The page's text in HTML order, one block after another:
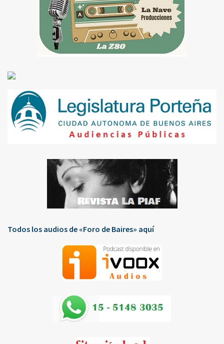
Todos los audios de «Foro de Baires» aquí